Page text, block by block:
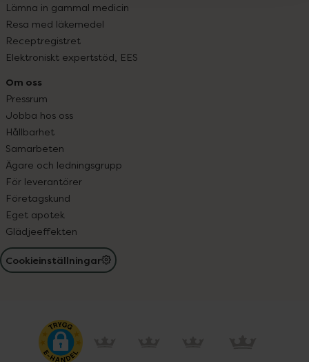
Lämna in gammal medicin
Resa med läkemedel
Receptregistret
Elektroniskt expertstöd, EES
Om oss
Pressrum
Jobba hos oss
Hållbarhet
Samarbeten
Ägare och ledningsgrupp
För leverantörer
Företagskund
Eget apotek
Glädjeeffekten
Cookieinställningar